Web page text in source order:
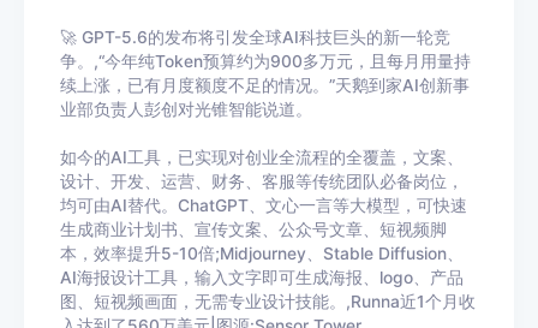
🚀 GPT-5.6的发布将引发全球AI科技巨头的新一轮竞
争。,“今年纯Token预算约为900多万元，且每月用量持
续上涨，已有月度额度不足的情况。”天鹅到家AI创新事
业部负责人彭创对光锥智能说道。
如今的AI工具，已实现对创业全流程的全覆盖，文案、
设计、开发、运营、财务、客服等传统团队必备岗位，
均可由AI替代。ChatGPT、文心一言等大模型，可快速
生成商业计划书、宣传文案、公众号文章、短视频脚
本，效率提升5-10倍;Midjourney、Stable Diffusion、
AI海报设计工具，输入文字即可生成海报、logo、产品
图、短视频画面，无需专业设计技能。,Runna近1个月收